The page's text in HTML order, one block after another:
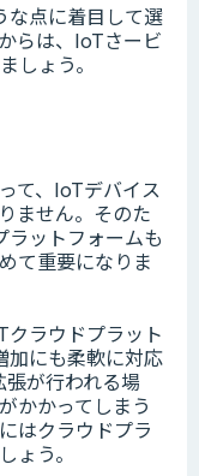
な点に着目して選
らは、IoTさービ
しょう。
て、IoTデバイス
ません。そのた
ットフォームも
て重要になりま
ラウドプラット
加にも柔軟に対応
が行われる場
かかってしまう
はクラウドプラ
ょう。